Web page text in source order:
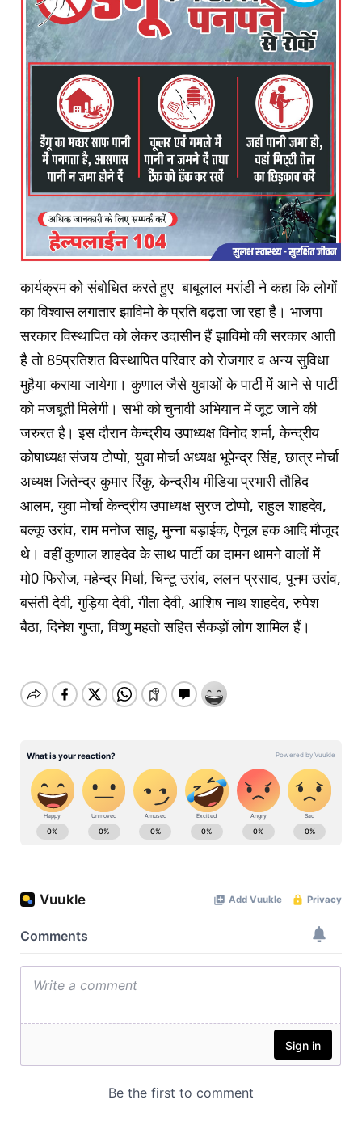
कार्यक्रम को संबोधित करते हुए बाबूलाल मरांडी ने कहा कि लोगों
का विश्वास लगातार झाविमो के प्रति बढ़ता जा रहा है। भाजपा
सरकार विस्थापित को लेकर उदासीन हैं झाविमो की सरकार आती
है तो 85प्रतिशत विस्थापित परिवार को रोजगार व अन्य सुविधा
मुहैया कराया जायेगा। कुणाल जैसे युवाओं के पार्टी में आने से पार्टी
को मजबूती मिलेगी। सभी को चुनावी अभियान में जूट जाने की
जरुरत है। इस दौरान केन्द्रीय उपाध्यक्ष विनोद शर्मा, केन्द्रीय
कोषाध्यक्ष संजय टोप्पो, युवा मोर्चा अध्यक्ष भूपेन्द्र सिंह, छात्र मोर्चा
अध्यक्ष जितेन्द्र कुमार रिंकु, केन्द्रीय मीडिया प्रभारी तौहिद
आलम, युवा मोर्चा केन्द्रीय उपाध्यक्ष सुरज टोप्पो, राहुल शाहदेव,
बल्कू उरांव, राम मनोज साहू, मुन्ना बड़ाईक, ऐनूल हक आदि मौजूद
थे। वहीं कुणाल शाहदेव के साथ पार्टी का दामन थामने वालों में
मो0 फिरोज, महेन्द्र मिर्धा, चिन्टू उरांव, ललन प्रसाद, पूनम उरांव,
बसंती देवी, गुड़िया देवी, गीता देवी, आशिष नाथ शाहदेव, रुपेश
बैठा, दिनेश गुप्ता, विष्णु महतो सहित सैकड़ों लोग शामिल हैं।